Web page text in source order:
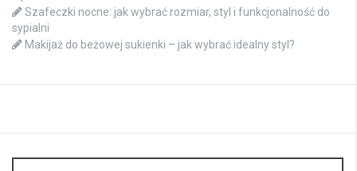
Szafeczki nocne: jak wybrać rozmiar, styl i funkcjonalność do
sypialni
Makijaż do beżowej sukienki – jak wybrać idealny styl?